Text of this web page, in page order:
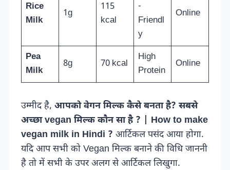
Rice
Milk
1g
115
kcal
-
Friendl
y
Online
Pea
Milk
8g 70 kcal
High
Protein
Online
उम्मीद है, आपको वेगन मिल्क कैसे बनता है? सबसे
अच्छा vegan मिल्क कौन सा है ? | How to make
vegan milk in Hindi ? आर्टिकल पसंद आया होगा.
यदि आप सभी को Vegan मिल्क बनाने की विधि जाननी
है तो में सभी के उपर अलग से आर्टिकल लिखुगा.